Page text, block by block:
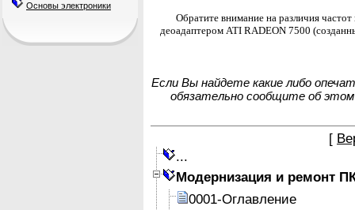
Основы электроники
Обратите внимание на различия
деоадаптером ATI RADEON 7500
Если Вы найдете какие либо
обязательно сообщите об
[
Модернизация и ремонт
0001-Оглавление